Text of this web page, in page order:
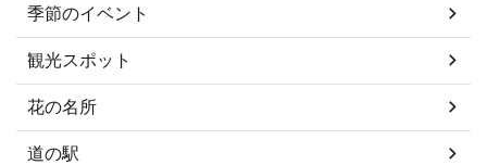
季節のイベント
観光スポット
花の名所
道の駅